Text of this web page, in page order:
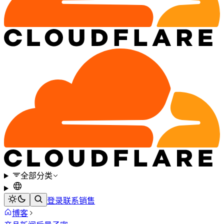
全部分类
登录联系销售
博客